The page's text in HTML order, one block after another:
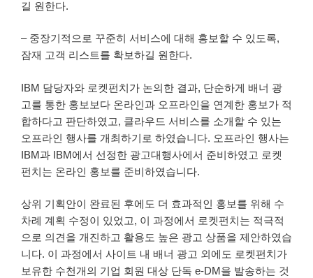
길 원한다.
– 중장기적으로 꾸준히 서비스에 대해 홍보할 수 있도록,
잠재 고객 리스트를 확보하길 원한다.
IBM 담당자와 로켓펀치가 논의한 결과, 단순하게 배너 광
고를 통한 홍보보다 온라인과 오프라인을 연계한 홍보가 적
합하다고 판단하였고, 클라우드 서비스를 소개할 수 있는
오프라인 행사를 개최하기로 하였습니다. 오프라인 행사는
IBM과 IBM에서 선정한 광고대행사에서 준비하였고 로켓
펀치는 온라인 홍보를 준비하였습니다.
상위 기획안이 완료된 후에도 더 효과적인 홍보를 위해 수
차례 계획 수정이 있었고, 이 과정에서 로켓펀치는 적극적
으로 의견을 개진하고 활용도 높은 광고 상품을 제안하였습
니다. 이 과정에서 사이트 내 배너 광고 외에도 로켓펀치가
보유한 수천개의 기업 회원 대상 단독 e-DM을 발송하는 것